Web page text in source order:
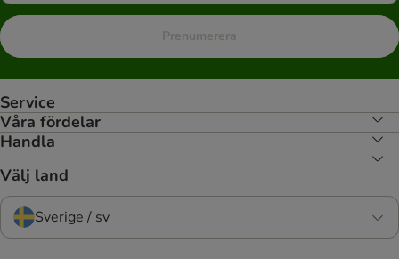
Prenumerera
Service
Våra fördelar
Handla
Välj land
Sverige / sv